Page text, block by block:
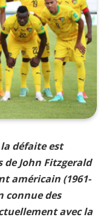
défaite est
John Fitzgerald
américain (1961-
connue des
avec la